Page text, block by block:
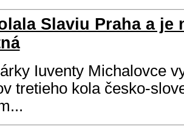
Slaviu Praha a je
Iuventy Michalovce
tretieho kola česko-